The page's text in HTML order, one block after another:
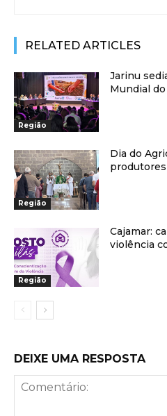
RELATED ARTICLES
Região
Jarinu
Mundial
Região
Dia do
Região
Cajamar:
violência
DEIXE UMA RESPOSTA